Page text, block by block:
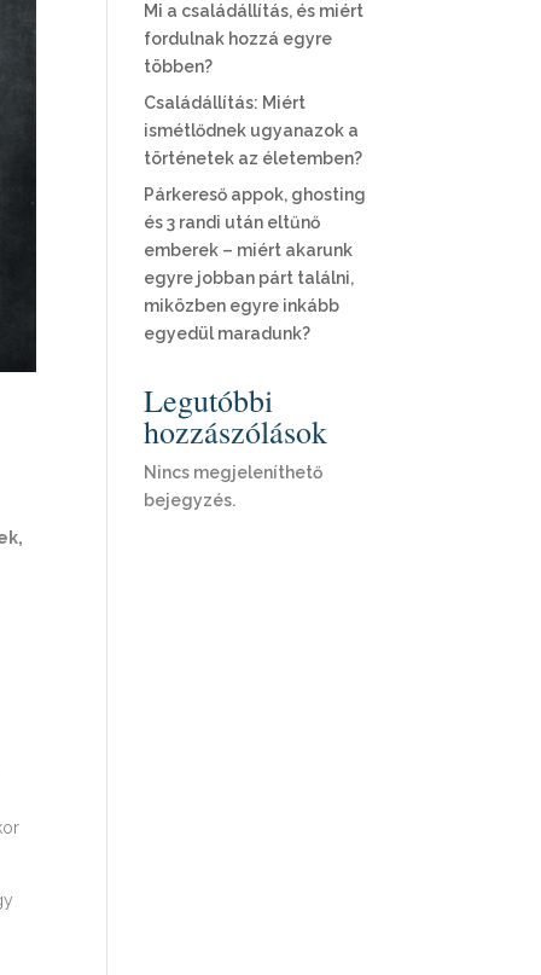
Mi a családállítás, és miért
fordulnak hozzá egyre
többen?
Családállítás: Miért
ismétlődnek ugyanazok a
történetek az életemben?
Párkereső appok, ghosting
és 3 randi után eltűnő
emberek – miért akarunk
egyre jobban párt találni,
miközben egyre inkább
egyedül maradunk?
Legutóbbi
hozzászólások
Nincs megjeleníthető
bejegyzés.